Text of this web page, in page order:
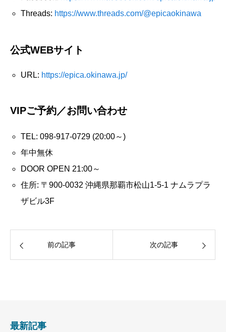
Threads: https://www.threads.com/@epicaokinawa
公式WEBサイト
URL: https://epica.okinawa.jp/
VIPご予約／お問い合わせ
TEL: 098-917-0729 (20:00～)
年中無休
DOOR OPEN 21:00～
住所: 〒900-0032 沖縄県那覇市松山1-5-1 ナムラプラ
ザビル3F
前の記事 次の記事
最新記事